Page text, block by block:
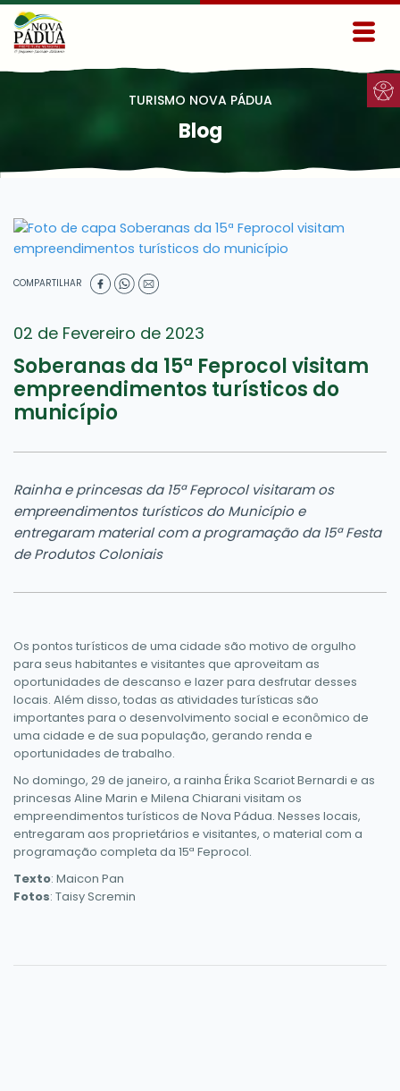
Ir para conteúdo principal
Conteúdo Menu
Conteúdo Principal
TURISMO NOVA PÁDUA
Blog
COMPARTILHAR
02 de Fevereiro de 2023
Soberanas da 15ª Feprocol visitam
empreendimentos turísticos do
município
Rainha e princesas da 15ª Feprocol visitaram os
empreendimentos turísticos do Município e
entregaram material com a programação da 15ª Festa
de Produtos Coloniais
Os pontos turísticos de uma cidade são motivo de orgulho
para seus habitantes e visitantes que aproveitam as
oportunidades de descanso e lazer para desfrutar desses
locais. Além disso, todas as atividades turísticas são
importantes para o desenvolvimento social e econômico de
uma cidade e de sua população, gerando renda e
oportunidades de trabalho.
No domingo, 29 de janeiro, a rainha Érika Scariot Bernardi e as
princesas Aline Marin e Milena Chiarani visitam os
empreendimentos turísticos de Nova Pádua. Nesses locais,
entregaram aos proprietários e visitantes, o material com a
programação completa da 15ª Feprocol.
Texto: Maicon Pan
Fotos: Taisy Scremin